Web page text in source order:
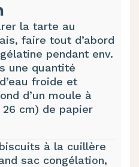
la tarte au
faire tout d’abord
pendant env.
une quantité
froide et
d’un moule à
cm) de papier
à la cuillère
sac congélation,